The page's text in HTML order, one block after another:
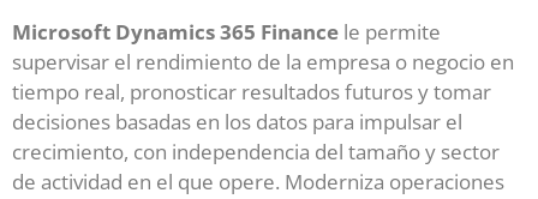
Microsoft Dynamics 365 Finance le permite
supervisar el rendimiento de la empresa o negocio en
tiempo real, pronosticar resultados futuros y tomar
decisiones basadas en los datos para impulsar el
crecimiento, con independencia del tamaño y sector
de actividad en el que opere. Moderniza operaciones